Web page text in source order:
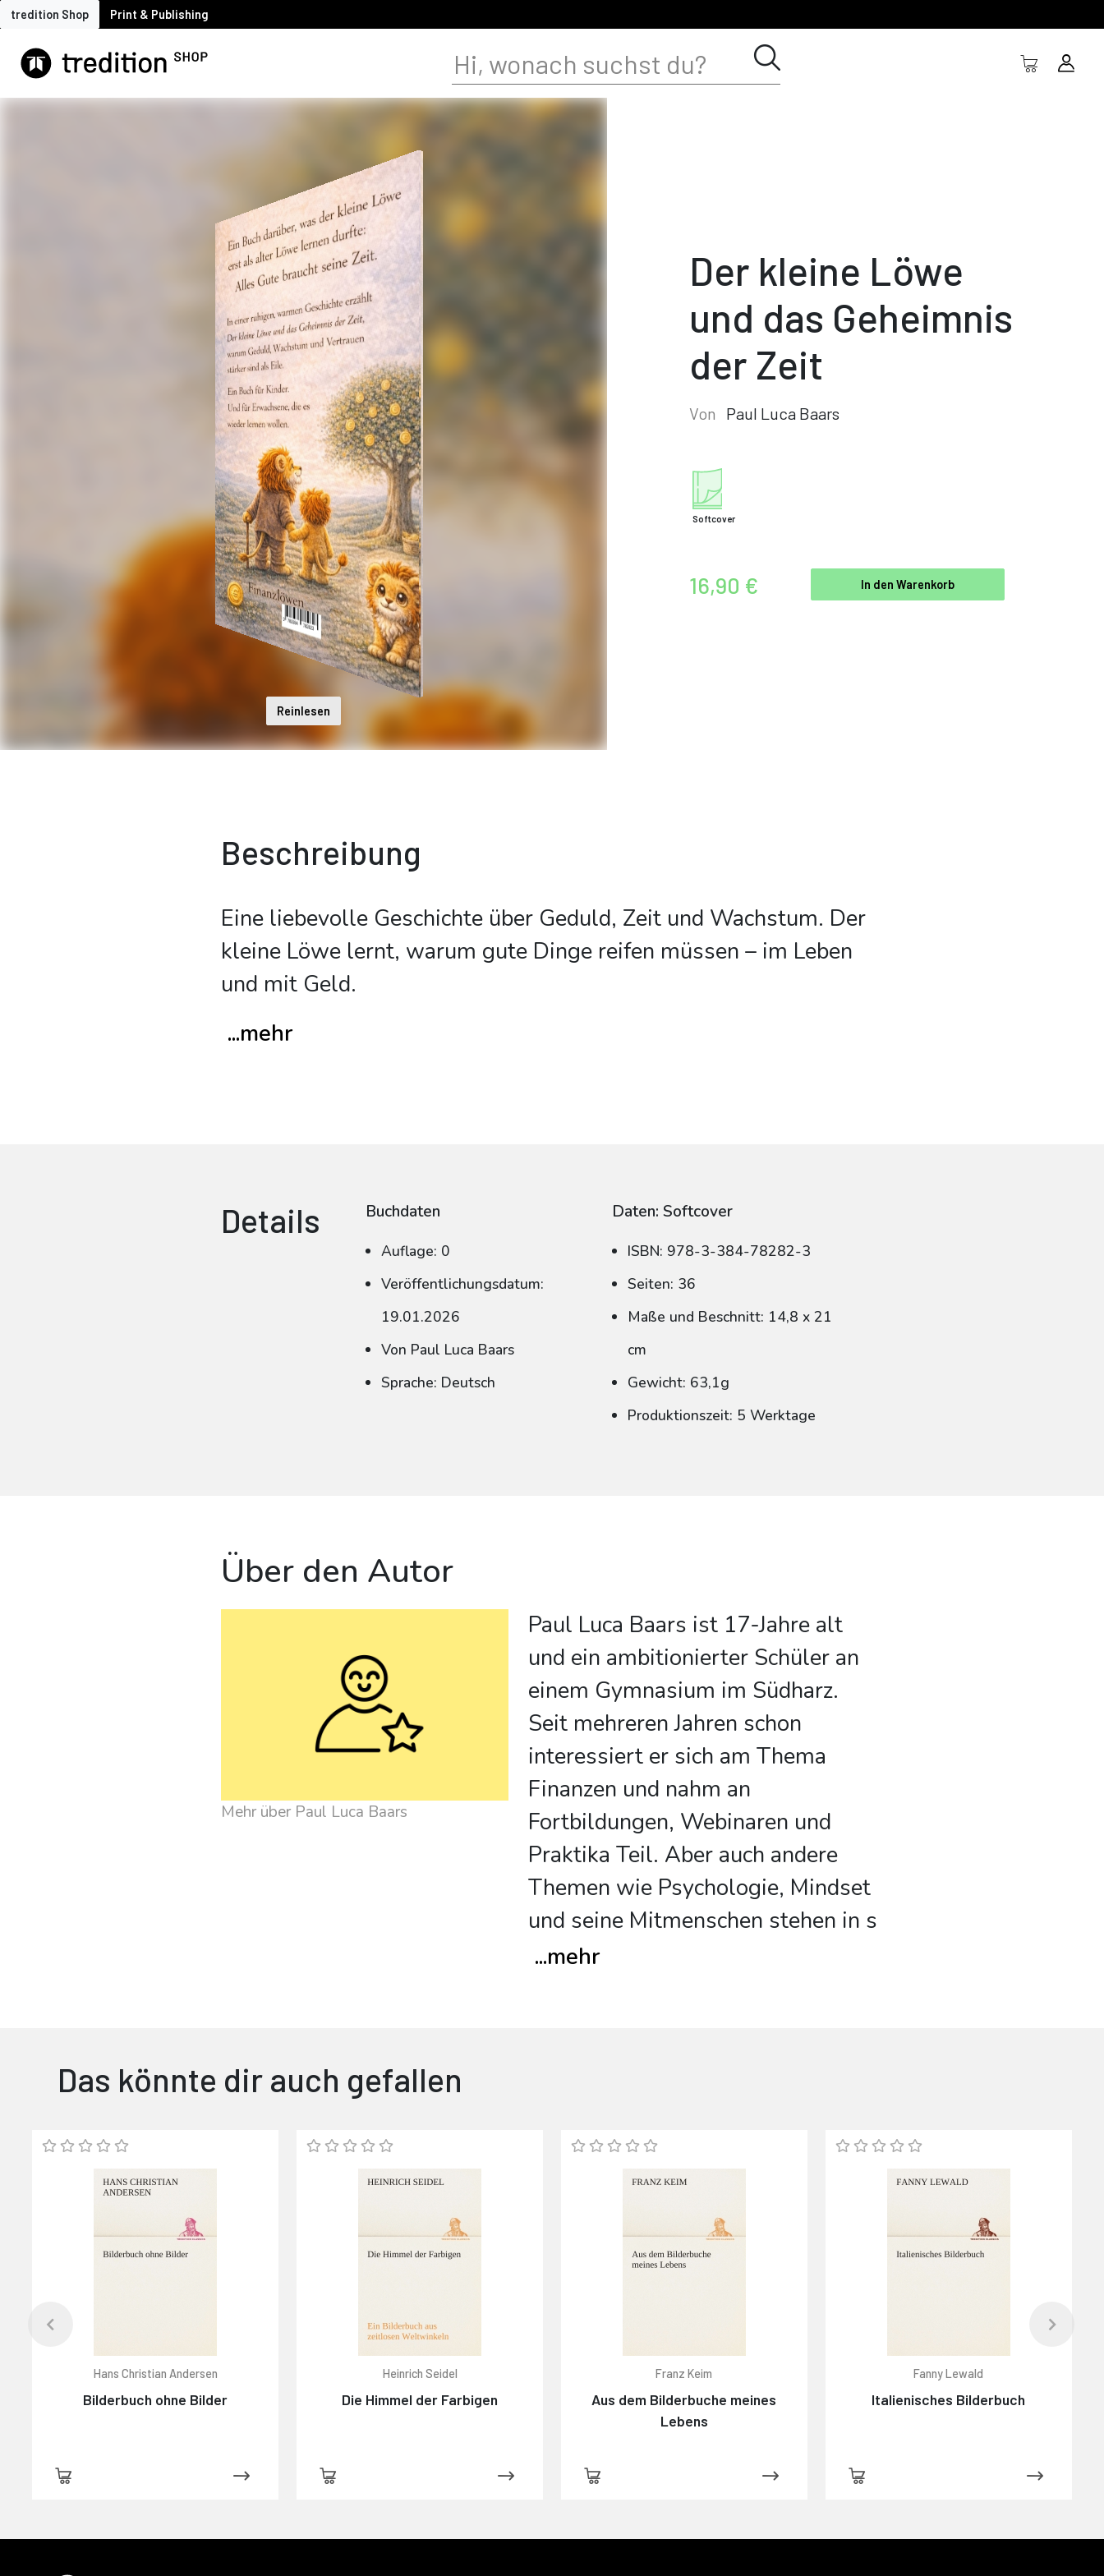
tredition Shop Print & Publishing
Reinlesen
Der kleine Löwe
und das Geheimnis
der Zeit
Von Paul Luca Baars
Softcover
16,90 € In den Warenkorb
Beschreibung
Eine liebevolle Geschichte über Geduld, Zeit und Wachstum. Der
kleine Löwe lernt, warum gute Dinge reifen müssen – im Leben
und mit Geld.
...mehr
Details Buchdaten
Auflage: 0
Veröffentlichungsdatum:
19.01.2026
Von Paul Luca Baars
Sprache: Deutsch
Daten: Softcover
ISBN: 978-3-384-78282-3
Seiten: 36
Maße und Beschnitt: 14,8 x 21
cm
Gewicht: 63,1g
Produktionszeit: 5 Werktage
Über den Autor
Mehr über Paul Luca Baars
Paul Luca Baars ist 17-Jahre alt
und ein ambitionierter Schüler an
einem Gymnasium im Südharz.
Seit mehreren Jahren schon
interessiert er sich am Thema
Finanzen und nahm an
Fortbildungen, Webinaren und
Praktika Teil. Aber auch andere
Themen wie Psychologie, Mindset
und seine Mitmenschen stehen in s
...mehr
Das könnte dir auch gefallen
Hans Christian Andersen
Bilderbuch ohne Bilder
Heinrich Seidel
Die Himmel der Farbigen
Franz Keim
Aus dem Bilderbuche meines
Lebens
Fanny Lewald
Italienisches Bilderbuch